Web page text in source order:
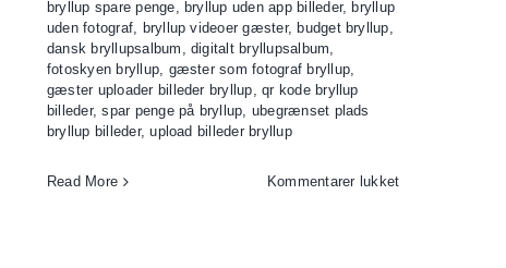
bryllup spare penge, bryllup uden app billeder, bryllup
uden fotograf, bryllup videoer gæster, budget bryllup,
dansk bryllupsalbum , digitalt bryllupsalbum,
fotoskyen bryllup, gæster som fotograf bryllup,
gæster uploader billeder bryllup,qr kode bryllup
billeder,spar penge på bryllup, ubegrænset plads
bryllup billeder,upload billeder bryllup
Read More Kommentarer lukkettil